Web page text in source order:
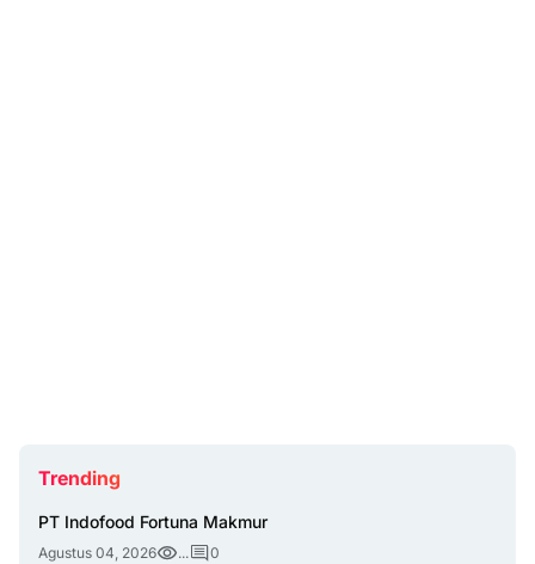
Trending
PT Indofood Fortuna Makmur
Agustus 04, 2026 ... 0